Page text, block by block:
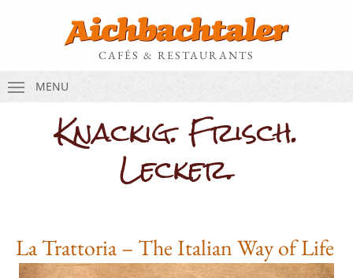
CAFÉS & RESTAURANTS
MENU
Knackig. Frisch.
Lecker.
La Trattoria – The Italian Way of Life